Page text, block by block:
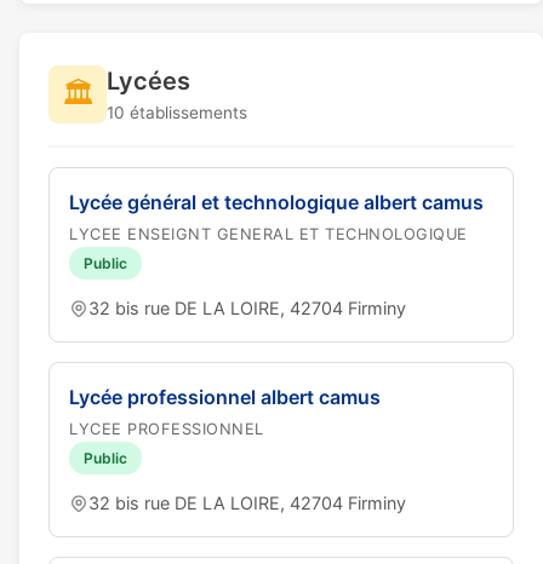
🏛️ Lycées
10 établissements
Lycée général et technologique albert camus
LYCEE ENSEIGNT GENERAL ET TECHNOLOGIQUE
Public
32 bis rue DE LA LOIRE, 42704 Firminy
Lycée professionnel albert camus
LYCEE PROFESSIONNEL
Public
32 bis rue DE LA LOIRE, 42704 Firminy